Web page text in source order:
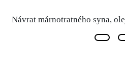
Návrat márnotratného syna,